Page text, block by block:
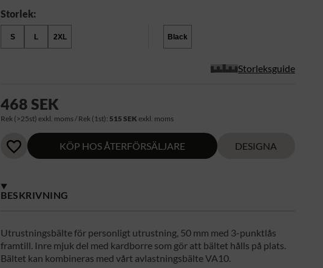
Storlek:
S L 2XL Black
Storleksguide
468 SEK
Rek (>25st) exkl. moms / Rek (1st): 515 SEK exkl. moms
KÖP HOS ÅTERFÖRSÄLJARE DESIGNA
BESKRIVNING
Utrustningsbälte för personligt utrustning, 50 mm med 3-punktlås
framtill. Inre mjuk del med kardborre som gör att bältet hålls på plats.
Bältet kan kombineras med vårt avlastningsbälte VA10.